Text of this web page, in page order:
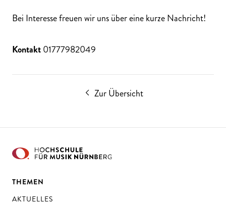
Bei Interesse freuen wir uns über eine kurze Nachricht!
Kontakt01777982049
Zur Übersicht
THEMEN
AKTUELLES